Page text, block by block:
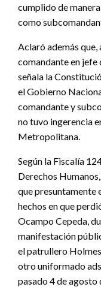
cumplido de
como
Aclaró además que,
comandante en jefe
señala la
el Gobierno
comandante y
no tuvo ingerencia
Metropolitana.
Según la Fiscalía
Derechos
que presuntamente
hechos en que
Ocampo Cepeda,
manifestación
el patrullero
otro uniformado
pasado 4 de agosto